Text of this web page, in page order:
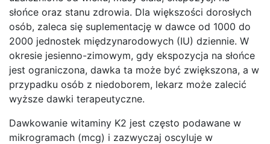
słońce oraz stanu zdrowia. Dla większości dorosłych
osób, zaleca się suplementację w dawce od 1000 do
2000 jednostek międzynarodowych (IU) dziennie. W
okresie jesienno-zimowym, gdy ekspozycja na słońce
jest ograniczona, dawka ta może być zwiększona, a w
przypadku osób z niedoborem, lekarz może zalecić
wyższe dawki terapeutyczne.
Dawkowanie witaminy K2 jest często podawane w
mikrogramach (mcg) i zazwyczaj oscyluje w